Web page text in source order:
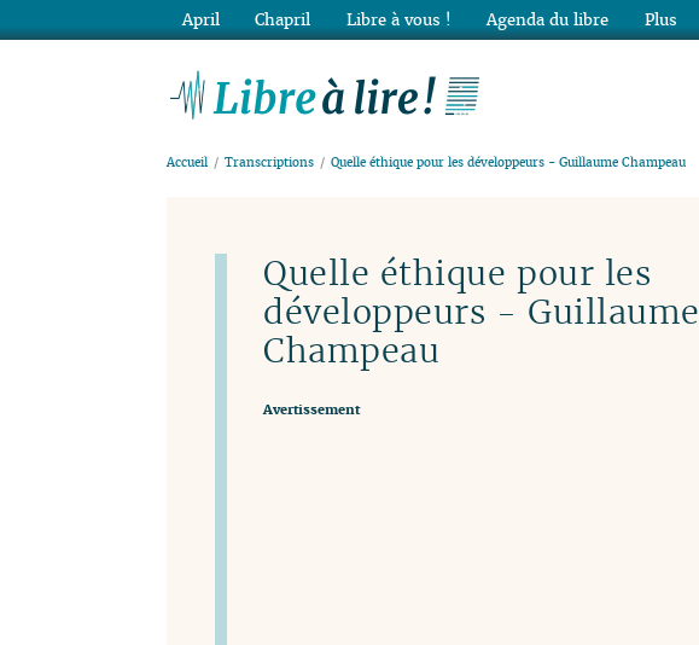
Accueil Transcriptions Quelle éthique pour les développeurs - Guillaume Champeau
Quelle éthique pour les
développeurs - Guillaume
Champeau
Avertissement
April Chapril Libre à vous ! Agenda du libre Plus